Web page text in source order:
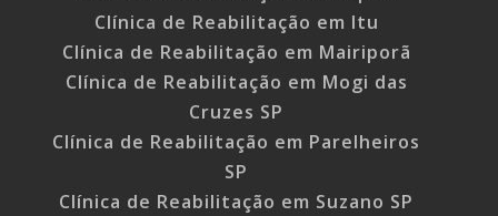
Clínica de Reabilitação em Itu
Clínica de Reabilitação em Mairiporã
Clínica de Reabilitação em Mogi das
Cruzes SP
Clínica de Reabilitação em Parelheiros
SP
Clínica de Reabilitação em Suzano SP